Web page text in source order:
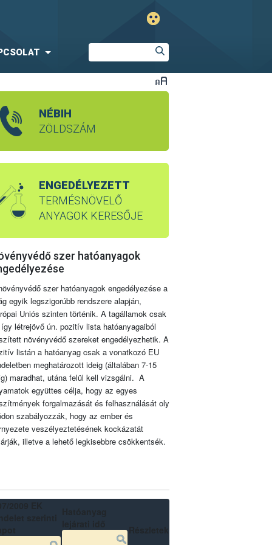
NÉBIH
ZÖLDSZÁM
ENGEDÉLYEZETT
TERMÉSNÖVELŐ
ANYAGOK KERESŐJE
szer hatóanyagok
szer hatóanyagok engedélyezése a
egyik legszigorúbb rendszere alapján,
Uniós szinten történik. A tagállamok csak
létrejövő ún. pozitív lista hatóanyagaiból
növényvédő szereket engedélyezhetik. A
listán a hatóanyag csak a vonatkozó EU
meghatározott ideig (általában 7-15
maradhat, utána felül kell vizsgálni. A
együttes célja, hogy az egyes
forgalmazását és felhasználását oly
szabályozzák, hogy az ember és
veszélyeztetésének kockázatát
illetve a lehető legkisebbre csökkentsék.